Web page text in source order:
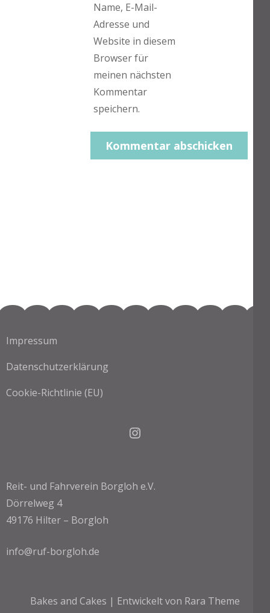
Name, E-Mail-
Adresse und
Website in diesem
Browser für
meinen nächsten
Kommentar
speichern.
Impressum
Datenschutzerklärung
Cookie-Richtlinie (EU)
Instagram
Reit- und Fahrverein Borgloh e.V.
Dörrelweg 4
49176 Hilter – Borgloh
info@ruf-borgloh.de
Bakes and Cakes | Entwickelt von Rara Theme